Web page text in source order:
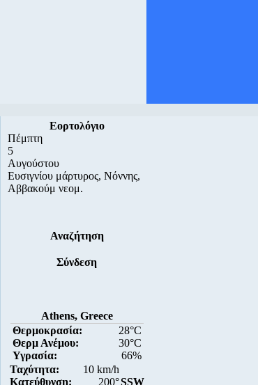
Εορτολόγιο
Πέμπτη
5
Αυγούστου
Ευσιγνίου μάρτυρος, Νόννης,
Αββακούμ νεομ.
Αναζήτηση
Σύνδεση
Athens, Greece
Θερμοκρασία:
28°C
Θερμ Ανέμου:
30°C
Υγρασία:
66%
Ταχύτητα:
10 km/h
Κατεύθυνση:
200°SSW